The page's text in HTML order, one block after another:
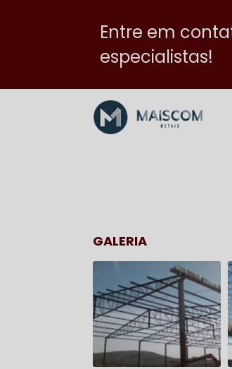
Entre em
especialistas!
GALERIA